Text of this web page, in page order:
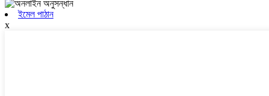
ইমেল পাঠান
x